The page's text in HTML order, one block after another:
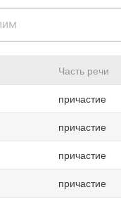
Часть речи
причастие
причастие
причастие
причастие